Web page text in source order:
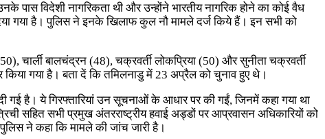
विदेशी नागरिकता थी और उन्होंने भारतीय नागरिक होने का कोई वैध
गया है। पुलिस ने इनके खिलाफ कुल नौ मामले दर्ज किये हैं। इन सभी को
चार्ली बालचंद्रन (48), चक्रवर्ती लोकप्रिया (50) और सुनीता चक्रवर्ती
किया गया है। बता दें कि तमिलनाडु में 23 अप्रैल को चुनाव हुए थे।
गई है। ये गिरफ्तारियां उन सूचनाओं के आधार पर की गईं, जिनमें कहा गया था
सहित सभी प्रमुख अंतरराष्ट्रीय हवाई अड्डों पर आप्रवासन अधिकारियों को
ने कहा कि मामले की जांच जारी है।